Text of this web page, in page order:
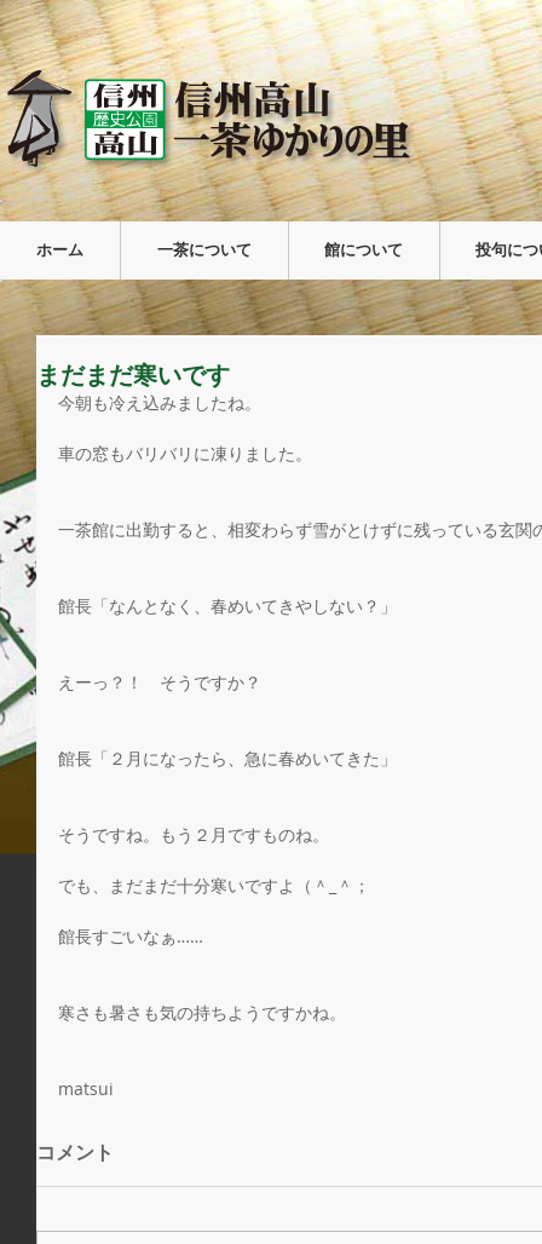
ホーム 一茶について 館について 投句に
まだまだ寒いです
今朝も冷え込みましたね。
車の窓もバリバリに凍りました。
一茶館に出勤すると、相変わらず雪がとけずに残っている玄
館長「なんとなく、春めいてきやしない？」
えーっ？！　そうですか？
館長「２月になったら、急に春めいてきた」
そうですね。もう２月ですものね。
でも、まだまだ十分寒いですよ（＾_＾；
館長すごいなぁ……
寒さも暑さも気の持ちようですかね。
matsui
コメント